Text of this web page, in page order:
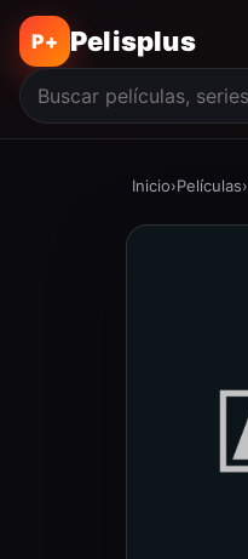
P+ Pelisplus
Inicio›Películas›